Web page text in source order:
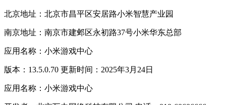
北京地址：北京市昌平区安居路小米智慧产业园
南京地址：南京市建邺区永初路37号小米华东总部
应用名称：小米游戏中心
版本：13.5.0.70 更新时间：2025年3月24日
应用名称：小米游戏中心